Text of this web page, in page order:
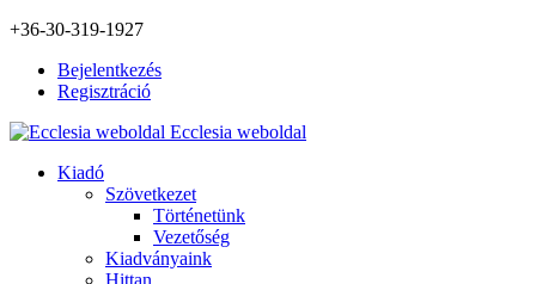
+36-30-319-1927
Bejelentkezés
Regisztráció
Ecclesia weboldal
Kiadó
Szövetkezet
Történetünk
Vezetőség
Kiadványaink
Hittan